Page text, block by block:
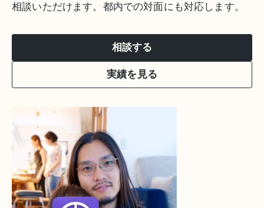
相談いただけます。都内での対面にも対応します。
相談する
実績を見る